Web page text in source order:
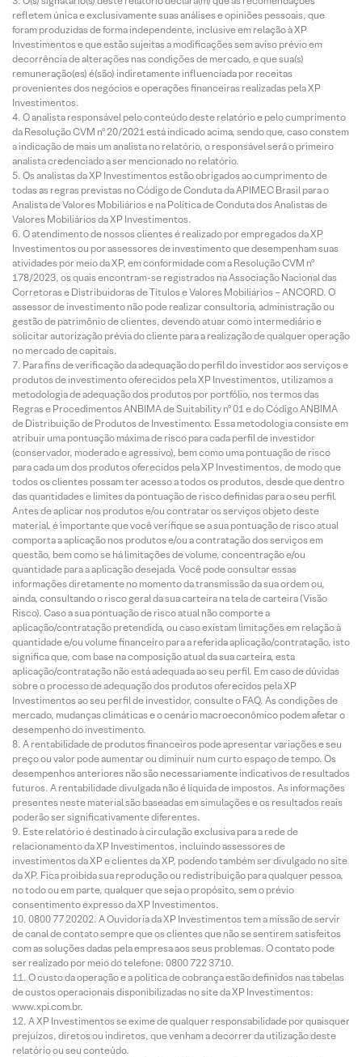
refletem única e exclusivamente suas análises e opiniões pessoais, que
foram produzidas de forma independente, inclusive em relação à XP
Investimentos e que estão sujeitas a modificações sem aviso prévio em
decorrência de alterações nas condições de mercado, e que sua(s)
remuneração(es) é(são) indiretamente influenciada por receitas
provenientes dos negócios e operações financeiras realizadas pela XP
Investimentos.
O analista responsável pelo conteúdo deste relatório e pelo cumprimento
da Resolução CVM nº 20/2021 está indicado acima, sendo que, caso constem
a indicação de mais um analista no relatório, o responsável será o primeiro
analista credenciado a ser mencionado no relatório.
Os analistas da XP Investimentos estão obrigados ao cumprimento de
todas as regras previstas no Código de Conduta da APIMEC Brasil para o
Analista de Valores Mobiliários e na Política de Conduta dos Analistas de
Valores Mobiliários da XP Investimentos.
O atendimento de nossos clientes é realizado por empregados da XP
Investimentos ou por assessores de investimento que desempenham suas
atividades por meio da XP, em conformidade com a Resolução CVM nº
178/2023, os quais encontram-se registrados na Associação Nacional das
Corretoras e Distribuidoras de Títulos e Valores Mobiliários – ANCORD. O
assessor de investimento não pode realizar consultoria, administração ou
gestão de patrimônio de clientes, devendo atuar como intermediário e
solicitar autorização prévia do cliente para a realização de qualquer operação
no mercado de capitais.
Para fins de verificação da adequação do perfil do investidor aos serviços e
produtos de investimento oferecidos pela XP Investimentos, utilizamos a
metodologia de adequação dos produtos por portfólio, nos termos das
Regras e Procedimentos ANBIMA de Suitability nº 01 e do Código ANBIMA
de Distribuição de Produtos de Investimento. Essa metodologia consiste em
atribuir uma pontuação máxima de risco para cada perfil de investidor
(conservador, moderado e agressivo), bem como uma pontuação de risco
para cada um dos produtos oferecidos pela XP Investimentos, de modo que
todos os clientes possam ter acesso a todos os produtos, desde que dentro
das quantidades e limites da pontuação de risco definidas para o seu perfil.
Antes de aplicar nos produtos e/ou contratar os serviços objeto deste
material, é importante que você verifique se a sua pontuação de risco atual
comporta a aplicação nos produtos e/ou a contratação dos serviços em
questão, bem como se há limitações de volume, concentração e/ou
quantidade para a aplicação desejada. Você pode consultar essas
informações diretamente no momento da transmissão da sua ordem ou,
ainda, consultando o risco geral da sua carteira na tela de carteira (Visão
Risco). Caso a sua pontuação de risco atual não comporte a
aplicação/contratação pretendida, ou caso existam limitações em relação à
quantidade e/ou volume financeiro para a referida aplicação/contratação, isto
significa que, com base na composição atual da sua carteira, esta
aplicação/contratação não está adequada ao seu perfil. Em caso de dúvidas
sobre o processo de adequação dos produtos oferecidos pela XP
Investimentos ao seu perfil de investidor, consulte o FAQ. As condições de
mercado, mudanças climáticas e o cenário macroeconômico podem afetar o
desempenho do investimento.
A rentabilidade de produtos financeiros pode apresentar variações e seu
preço ou valor pode aumentar ou diminuir num curto espaço de tempo. Os
desempenhos anteriores não são necessariamente indicativos de resultados
futuros. A rentabilidade divulgada não é líquida de impostos. As informações
presentes neste material são baseadas em simulações e os resultados reais
poderão ser significativamente diferentes.
Este relatório é destinado à circulação exclusiva para a rede de
relacionamento da XP Investimentos, incluindo assessores de
investimentos da XP e clientes da XP, podendo também ser divulgado no site
da XP. Fica proibida sua reprodução ou redistribuição para qualquer pessoa,
no todo ou em parte, qualquer que seja o propósito, sem o prévio
consentimento expresso da XP Investimentos.
0800 77 20202. A Ouvidoria da XP Investimentos tem a missão de servir
de canal de contato sempre que os clientes que não se sentirem satisfeitos
com as soluções dadas pela empresa aos seus problemas. O contato pode
ser realizado por meio do telefone: 0800 722 3710.
O custo da operação e a política de cobrança estão definidos nas tabelas
de custos operacionais disponibilizadas no site da XP Investimentos:
www.xpi.com.br.
A XP Investimentos se exime de qualquer responsabilidade por quaisquer
prejuízos, diretos ou indiretos, que venham a decorrer da utilização deste
relatório ou seu conteúdo.